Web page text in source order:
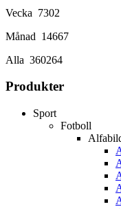
Vecka 7302
Månad 14667
Alla 360264
Produkter
Sport
Fotboll